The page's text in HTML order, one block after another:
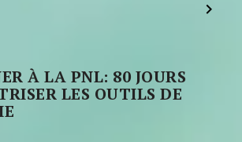

À LA PNL: 80 JOURS
LES OUTILS DE